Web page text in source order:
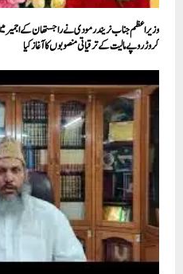
کروڑ روپے مالیت کے ترقیاتی منصوبوں کا آغاز کیا